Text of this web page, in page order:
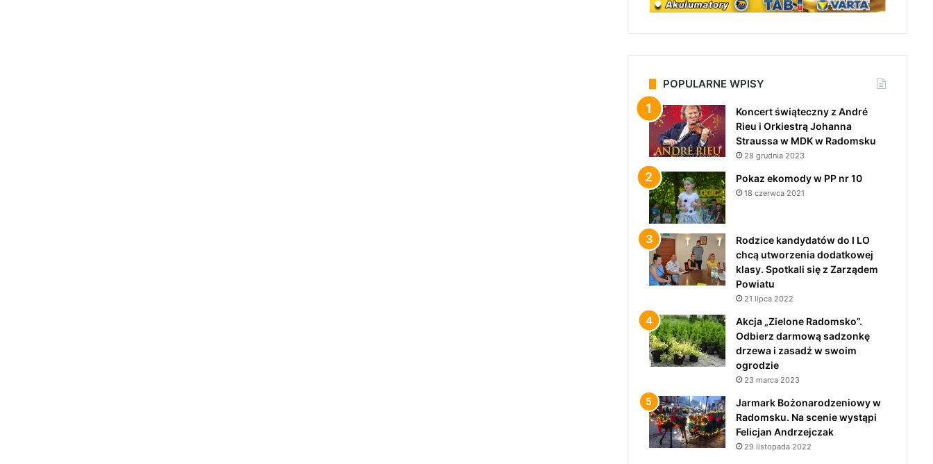
POPULARNE WPISY
Koncert świąteczny z André
Rieu i Orkiestrą Johanna
Straussa w MDK w Radomsku
28 grudnia 2023
Pokaz ekomody w PP nr 10
18 czerwca 2021
Rodzice kandydatów do I LO
chcą utworzenia dodatkowej
klasy. Spotkali się z Zarządem
Powiatu
21 lipca 2022
Akcja „Zielone Radomsko”.
Odbierz darmową sadzonkę
drzewa i zasadź w swoim
ogrodzie
23 marca 2023
Jarmark Bożonarodzeniowy w
Radomsku. Na scenie wystąpi
Felicjan Andrzejczak
29 listopada 2022